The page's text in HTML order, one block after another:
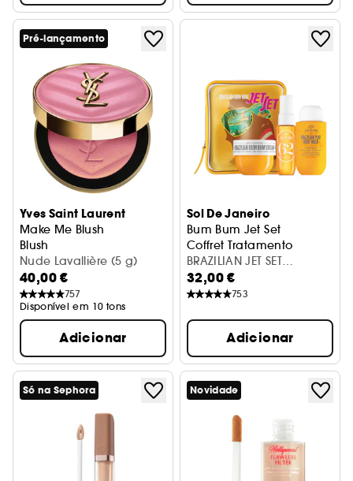
Pré-lançamento
Yves Saint Laurent
Make Me Blush
Blush
Nude Lavallière (5 g)
40,00 €
757
Disponível em 10 tons
Adicionar
Sol De Janeiro
Bum Bum Jet Set
Coffret Tratamento
BRAZILIAN JET SET
(BC50+SG90+BHM30)
32,00 €
753
Adicionar
Só na Sephora Novidade